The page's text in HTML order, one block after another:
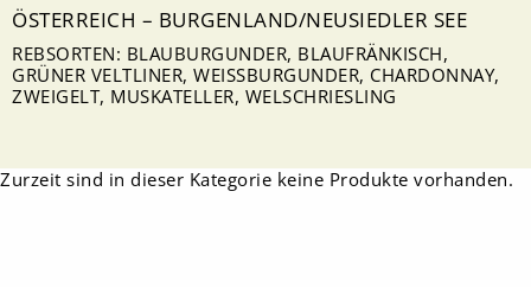
ÖSTERREICH – BURGENLAND/NEUSIEDLER SEE
REBSORTEN: BLAUBURGUNDER, BLAUFRÄNKISCH,
GRÜNER VELTLINER, WEISSBURGUNDER, CHARDONNAY, Z
WEIGELT, MUSKATELLER, WELSCHRIESLING
Zurzeit sind in dieser Kategorie keine Produkte vorhanden.